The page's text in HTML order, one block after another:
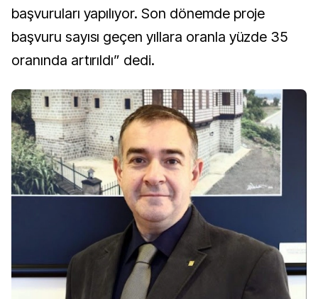
başvuruları yapılıyor. Son dönemde proje
başvuru sayısı geçen yıllara oranla yüzde 35
oranında artırıldı” dedi.